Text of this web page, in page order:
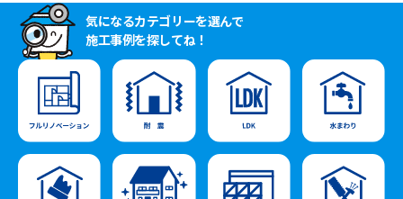
気になるカテゴリーを選んで
施工事例を探してね！